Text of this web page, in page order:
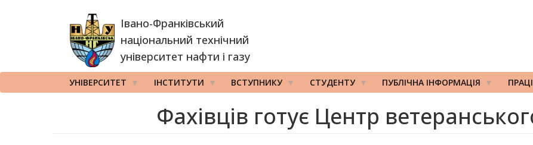
Івано-Франківський
національний технічний
університет нафти і газу
УНІВЕРСИТЕТ ІНСТИТУТИ ВСТУПНИКУ СТУДЕНТУ ПУБЛІЧНА ІНФОРМАЦІЯ
Фахівців готує Центр